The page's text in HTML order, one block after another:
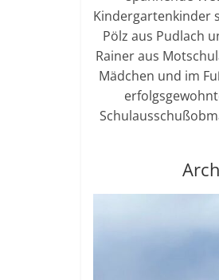
Kindergartenkinder
Pölz aus Pudlach
Rainer aus
Mädchen und im